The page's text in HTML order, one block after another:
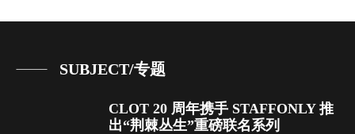
SUBJECT/专题
CLOT 20 周年携手 STAFFONLY 推
出“荆棘丛生”重磅联名系列